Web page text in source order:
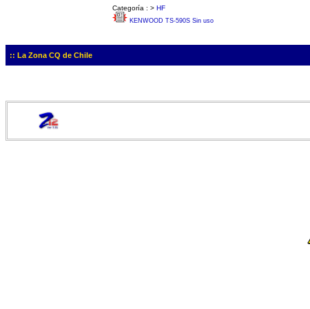
Categoría : > HF
KENWOOD TS-590S Sin uso
:: La Zona CQ de Chile